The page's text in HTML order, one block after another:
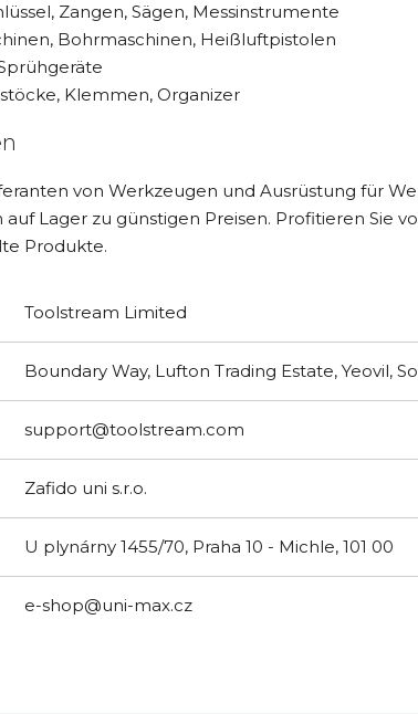
Zangen, Sägen, Messinstrumente
Bohrmaschinen, Heißluftpistolen
Klemmen, Organizer
von Werkzeugen und Ausrüstung für
Lager zu günstigen Preisen. Profitieren Sie
Produkte.
Toolstream Limited
Boundary Way, Lufton Trading Estate, Yeovil,
support@toolstream.com
Zafido uni s.r.o.
U plynárny 1455/70, Praha 10 - Michle, 101 00
e-shop@uni-max.cz